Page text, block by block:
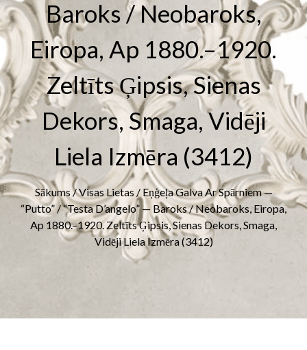
Baroks / Neobaroks,
Eiropa, Ap 1880.–1920.
Zeltīts Ģipsis, Sienas
Dekors, Smaga, Vidēji
Liela Izmēra (3412)
Sākums/Visas Lietas/ Eņģeļa Galva Ar Spārniem —
“Putto” / “Testa D’angelo” — Baroks / Neobaroks, Eiropa,
Ap 1880.–1920. Zeltīts Ģipsis, Sienas Dekors, Smaga,
Vidēji Liela Izmēra (3412)